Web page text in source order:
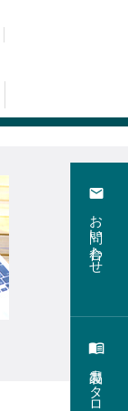
email
お問い合わせ
menu_book
製品カタログ